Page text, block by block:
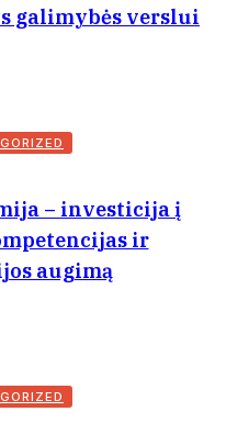
galimybės verslui
– investicija į
ir
augimą